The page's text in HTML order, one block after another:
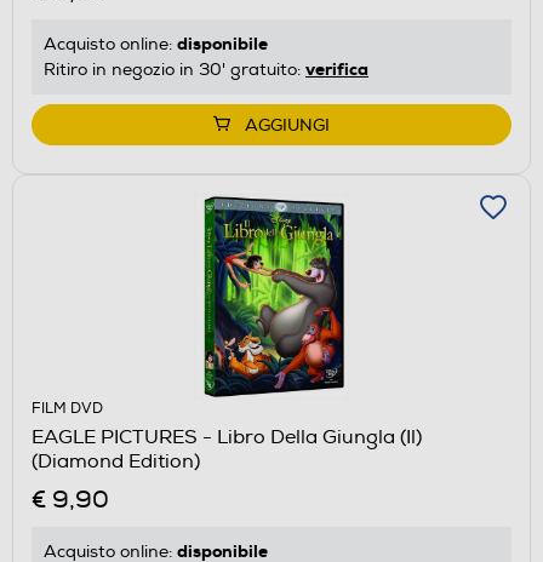
Acquisto online: disponibile
Ritiro in negozio in 30' gratuito: verifica
AGGIUNGI
FILM DVD
EAGLE PICTURES - Libro Della Giungla (Il)
(Diamond Edition)
€ 9,90
Acquisto online: disponibile